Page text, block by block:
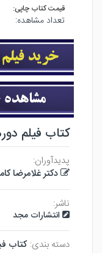
قیمت کتاب چاپی:
تعداد مشاهده:
کتاب فیلم
پدیدآوران:
دکتر غلامرضا
ناشر:
انتشارات مجد
دسته بندی: كتاب